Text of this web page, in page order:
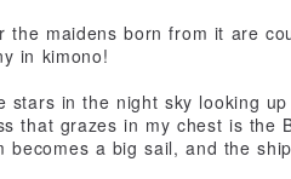
the maidens born from it are
in kimono!
stars in the night sky looking
that grazes in my chest is the
becomes a big sail, and the